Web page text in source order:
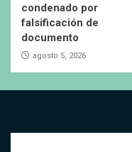
condenado por
falsificación de
documento
agosto 5, 2026